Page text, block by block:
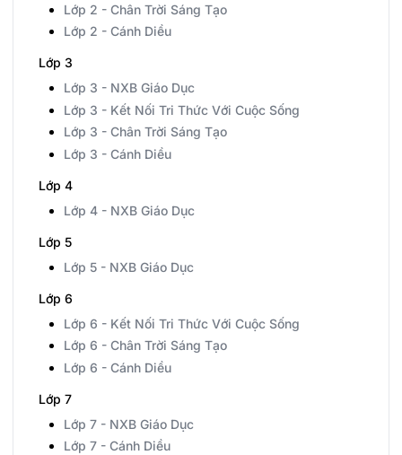
Lớp 2 - Chân Trời Sáng Tạo
Lớp 2 - Cánh Diều
Lớp 3
Lớp 3 - NXB Giáo Dục
Lớp 3 - Kết Nối Tri Thức Với Cuộc Sống
Lớp 3 - Chân Trời Sáng Tạo
Lớp 3 - Cánh Diều
Lớp 4
Lớp 4 - NXB Giáo Dục
Lớp 5
Lớp 5 - NXB Giáo Dục
Lớp 6
Lớp 6 - Kết Nối Tri Thức Với Cuộc Sống
Lớp 6 - Chân Trời Sáng Tạo
Lớp 6 - Cánh Diều
Lớp 7
Lớp 7 - NXB Giáo Dục
Lớp 7 - Cánh Diều